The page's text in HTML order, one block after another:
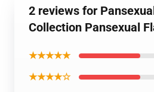
2 reviews for
Collection Pansexual
★★★★★
★★★★☆